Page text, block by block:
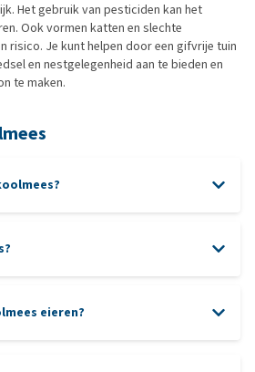
Het gebruik van pesticiden kan het
Ook vormen katten en slechte
risico. Je kunt helpen door een gifvrije tuin
en nestgelegenheid aan te bieden en
te maken.
eieren?